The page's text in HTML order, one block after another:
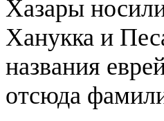
Хазары
Ханукка и
названия
отсюда